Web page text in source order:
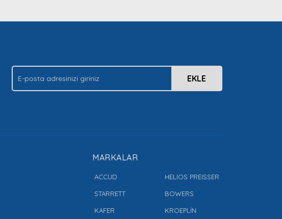
EKLE
MARKALAR
ACCUD
STARRETT
KAFER
HELIOS PREISSER
BOWERS
KROEPLİN